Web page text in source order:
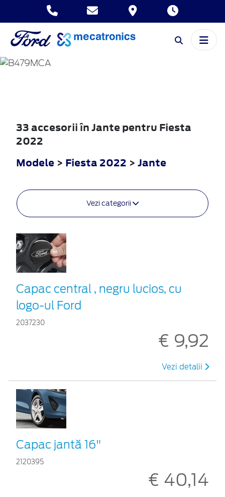
FIESTA
33 accesorii în Jante pentru Fiesta
2022
Modele > Fiesta 2022 > Jante
Vezi categorii
Capac central , negru lucios, cu
logo-ul Ford
2037230
€ 9,92
Vezi detalii
Capac jantă 16"
2120395
€ 40,14